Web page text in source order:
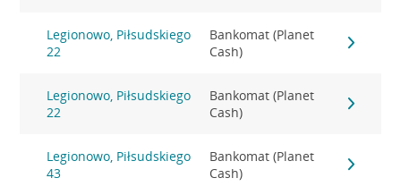
Legionowo, Piłsudskiego
22
Bankomat (Planet
Cash)
Legionowo, Piłsudskiego
22
Bankomat (Planet
Cash)
Legionowo, Piłsudskiego
43
Bankomat (Planet
Cash)